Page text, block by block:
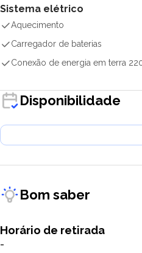
Sistema elétrico
Aquecimento
Carregador de baterias
Conexão de energia em terra
Disponibilidade
Bom saber
Horário de retirada
-